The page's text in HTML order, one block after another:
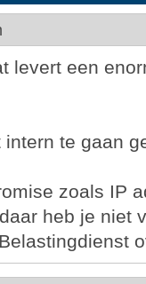
levert een
te gaan
zoals IP
heb je niet